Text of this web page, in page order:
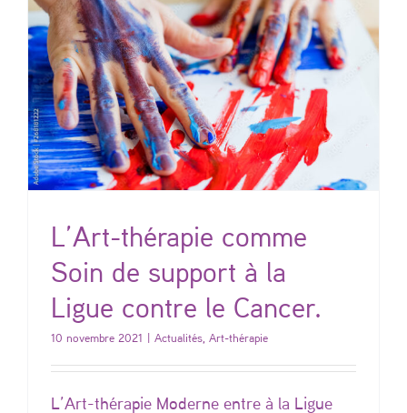
L’Art-thérapie comme
Soin de support à la
Ligue contre le Cancer.
10 novembre 2021 | Actualités, Art-thérapie
L’Art-thérapie Moderne entre à la Ligue